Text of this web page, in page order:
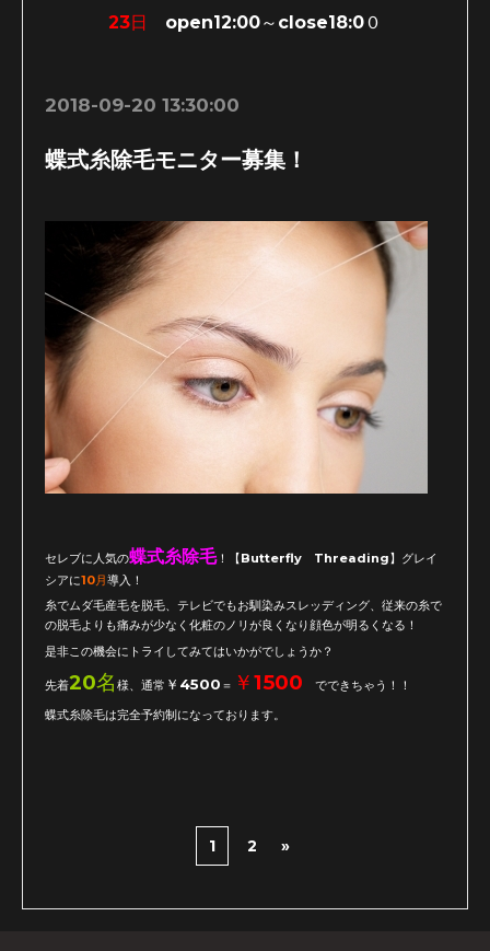
23日
open12:00～close18:0０
2018-09-20 13:30:00
蝶式糸除毛モニター募集！
セレブに人気の蝶式糸除毛！【Butterfly Threading】グレイ
シアに10月導入！
糸でムダ毛産毛を脱毛、テレビでもお馴染みスレッディング、従来の糸で
の脱毛よりも痛みが少なく化粧のノリが良くなり顔色が明るくなる！
是非この機会にトライしてみてはいかがでしょうか？
先着20名 様、通常 ￥4500 ＝ ￥1500 でできちゃう！！
蝶式糸除毛は完全予約制になっております。
1 2 »